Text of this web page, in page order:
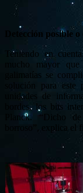
Detección posible
Teniendo en
mucho mayor
galimatías se
solución para
unidades de
bordes, los bits
Planck. “Dicho
borroso”, explica el